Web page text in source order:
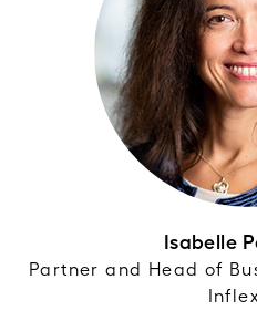
Isabelle
Partner and Head of